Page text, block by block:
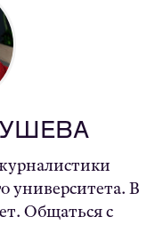
университета. В
Общаться с